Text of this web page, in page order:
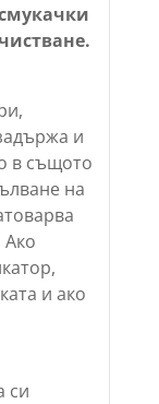
и
в същото
на
Ако
и ако
си